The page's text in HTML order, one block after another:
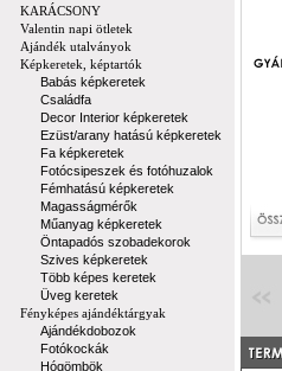
KARÁCSONY
Valentin napi ötletek
Ajándék utalványok
Képkeretek, képtartók
Babás képkeretek
Családfa
Decor Interior képkeretek
Ezüst/arany hatású képkeretek
Fa képkeretek
Fotócsipeszek és fotóhuzalok
Fémhatású képkeretek
Magasságmérők
Műanyag képkeretek
Öntapadós szobadekorok
Szives képkeretek
Több képes keretek
Üveg keretek
Fényképes ajándéktárgyak
Ajándékdobozok
Fotókockák
Hógömbök